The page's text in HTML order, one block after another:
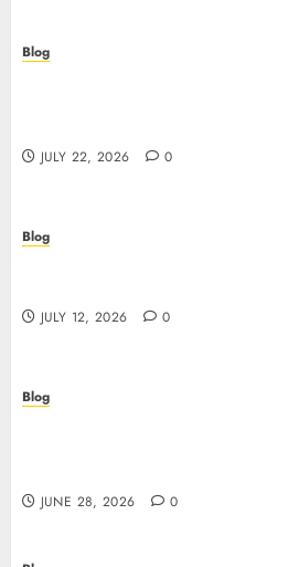
Blog
JULY 22, 2026 0
Blog
JULY 12, 2026 0
Blog
JUNE 28, 2026 0